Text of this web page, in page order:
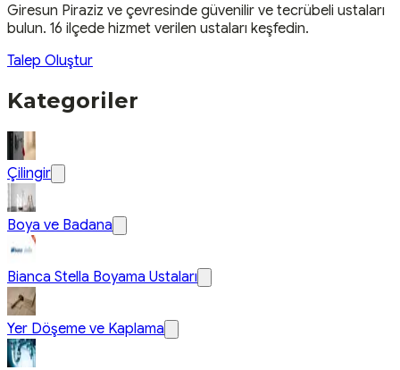
Giresun Piraziz ve çevresinde güvenilir ve tecrübeli ustaları
bulun. 16 ilçede hizmet verilen ustaları keşfedin.
Talep Oluştur
Kategoriler
Çilingir
Boya ve Badana
Bianca Stella Boyama Ustaları
Yer Döşeme ve Kaplama